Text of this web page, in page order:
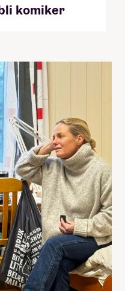
komiker